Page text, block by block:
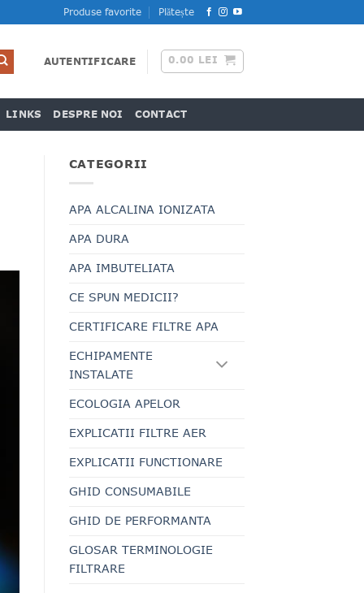
Produse favorite Plătește
AUTENTIFICARE 0.00 LEI
LINKS DESPRE NOI CONTACT
CATEGORII
APA ALCALINA IONIZATA
APA DURA
APA IMBUTELIATA
CE SPUN MEDICII?
CERTIFICARE FILTRE APA
ECHIPAMENTE
INSTALATE
ECOLOGIA APELOR
EXPLICATII FILTRE AER
EXPLICATII FUNCTIONARE
GHID CONSUMABILE
GHID DE PERFORMANTA
GLOSAR TERMINOLOGIE
FILTRARE